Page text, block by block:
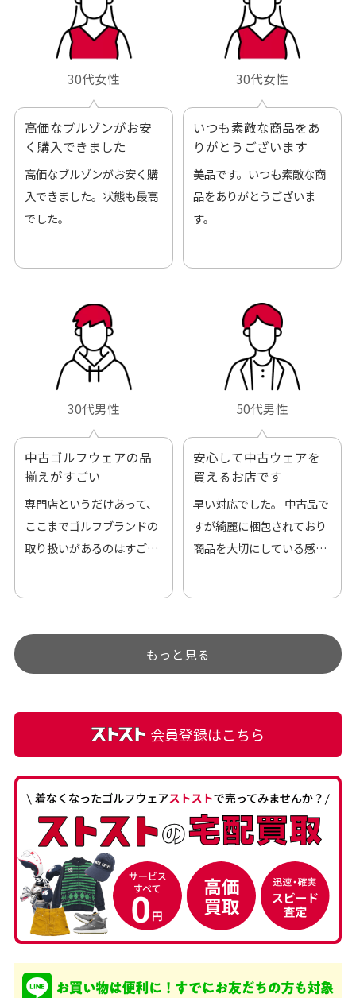
30代女性
高価なブルゾンがお安
く購入できました
高価なブルゾンがお安く購
入できました。状態も最高
でした。
30代女性
いつも素敵な商品をあ
りがとうございます
美品です。いつも素敵な商
品をありがとうございま
す。
30代男性
中古ゴルフウェアの品
揃えがすごい
専門店というだけあって、
ここまでゴルフブランドの
取り扱いがあるのはすご
す。
50代男性
安心して中古ウェアを
買えるお店です
早い対応でした。 中古品で
すが綺麗に梱包されており
商品を大切にしている感が
うぐらい目立つことなく綺
麗な商品でお安く購入でき
もっと見る
会員登録はこちら